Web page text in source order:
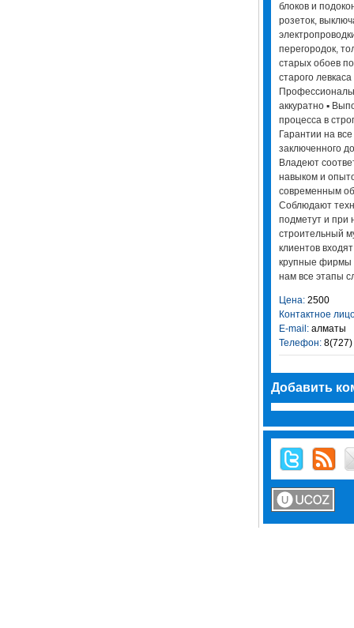
блоков и
розеток,
перегородок,
старых обоев
старого
аккуратно ▪
процесса в
Гарантии на
заключенного
Владеют
навыком и
современным
Соблюдают
подметут и при
строительный
клиентов
крупные фирмы
нам все этапы
Цена:2500
Контактное
E-mail:алматы
Телефон:8(727)
Добавить